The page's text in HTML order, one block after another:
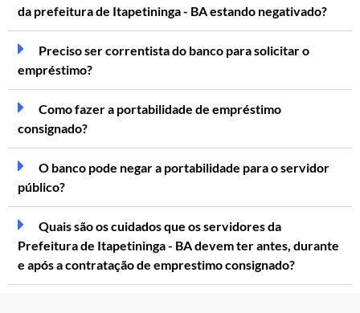
da prefeitura de Itapetininga - BA estando negativado?
Preciso ser correntista do banco para solicitar o
empréstimo?
Como fazer a portabilidade de empréstimo
consignado?
O banco pode negar a portabilidade para o servidor
público?
Quais são os cuidados que os servidores da
Prefeitura de Itapetininga - BA devem ter antes, durante
e após a contratação de emprestimo consignado?